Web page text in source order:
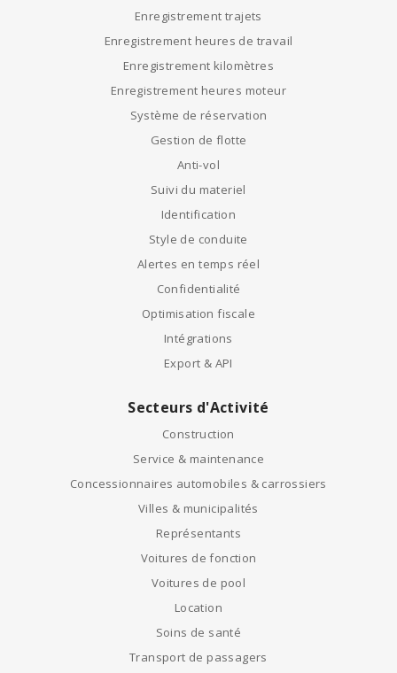
Enregistrement trajets
Enregistrement heures de travail
Enregistrement kilomètres
Enregistrement heures moteur
Système de réservation
Gestion de flotte
Anti-vol
Suivi du materiel
Identification
Style de conduite
Alertes en temps réel
Confidentialité
Optimisation fiscale
Intégrations
Export & API
Secteurs d'Activité
Construction
Service & maintenance
Concessionnaires automobiles & carrossiers
Villes & municipalités
Représentants
Voitures de fonction
Voitures de pool
Location
Soins de santé
Transport de passagers